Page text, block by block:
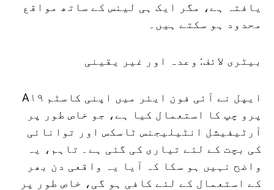
یافتہ ہے، مگر ایک ہی لینس کے ساتھ مواقع
محدود ہو سکتے ہیں۔
بیٹری لائف: وعدہ اور غیر یقینی
ایپل نے آئی فون ایئر میں اپنی کاسٹم A۱۹
پرو چپ کا استعمال کیا ہے، جو خاص طور پر
آرٹیفیشل انٹیلیجنس ٹاسکس اور توانائی
کی بچت کے لئے تیاری کی گئی ہے۔ تاہم، یہ
واضح نہیں ہو سکا کہ آیا یہ واقعی دن بھر
کے استعمال کے لئے کافی ہو گی، خاص طور پر